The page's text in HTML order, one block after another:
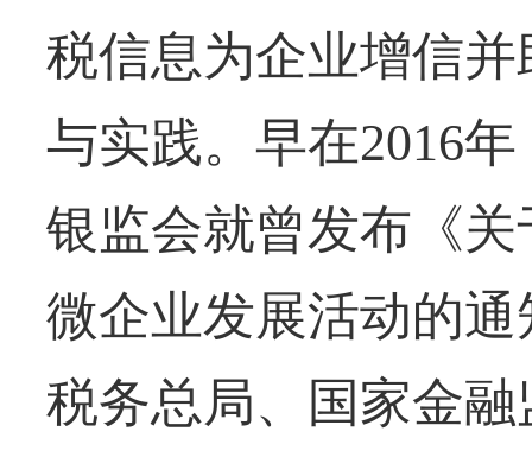
税信息为企业增信
与实践。早在2016
银监会就曾发布《
微企业发展活动的
税务总局、国家金